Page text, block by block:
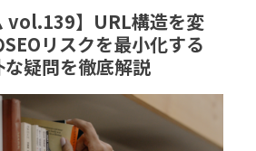
vol.139】URL構造を変
リスクを最小化する
疑問を徹底解説